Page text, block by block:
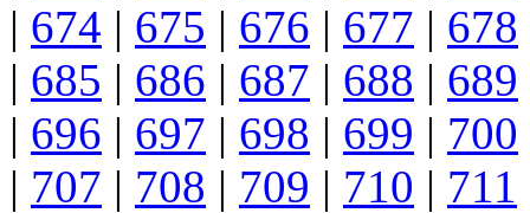
| 674 | 675 | 676 | 677 | 678
| 685 | 686 | 687 | 688 | 689
| 696 | 697 | 698 | 699 | 700
| 707 | 708 | 709 | 710 | 711